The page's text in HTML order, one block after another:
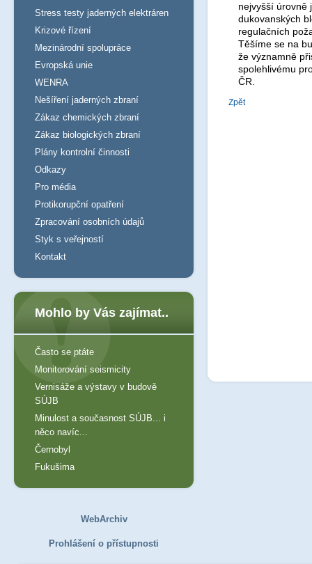
nejvyšší úrovně
dukovanských
regulačních
Těšíme se na
že významně
spolehlivému
ČR.
Zpět
Stress testy jaderných elektráren
Krizové řízení
Mezinárodní spolupráce
Evropská unie
WENRA
Nešíření jaderných zbraní
Zákaz chemických zbraní
Zákaz biologických zbraní
Plány kontrolní činnosti
Odkazy
Pro média
Protikorupční opatření
Zpracování osobních údajů
Styk s veřejností
Kontakt
Mohlo by Vás zajímat..
Často se ptáte
Monitorování seismicity
Vernisáže a výstavy v budově
SÚJB
Minulost a současnost SÚJB... i
něco navíc...
Černobyl
Fukušima
WebArchiv
Prohlášení o přístupnosti